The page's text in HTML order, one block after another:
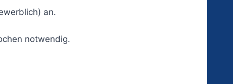
an.
notwendig.